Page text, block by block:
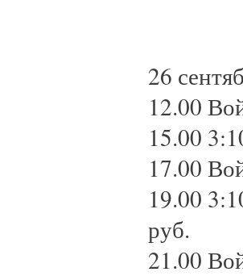
26
12.00
15.00
17.00
19.00
руб.
21.00